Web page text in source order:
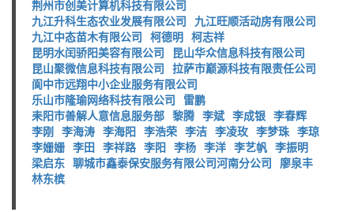
荆州市创美计算机科技有限公司
九江升科生态农业发展有限公司 九江旺顺活动房有限公司
九江中态苗木有限公司 柯德明 柯志祥
昆明水闰骄阳美容有限公司
昆山华众信息科技有限公司
昆山聚微信息科技有限公司 拉萨市巅源科技有限责任公司
阆中市远翔中小企业服务有限公司
乐山市隆瑜网络科技有限公司 雷鹏
耒阳市善解人意信息服务部 黎腾 李斌 李成银 李春辉
李刚 李海涛 李海阳 李浩荣 李洁 李凌玫 李梦珠 李琼
李姗姗 李田 李祥路 李阳 李杨 李洋 李艺帆 李振明
梁启东 聊城市鑫泰保安服务有限公司河南分公司 廖泉丰
林东槟